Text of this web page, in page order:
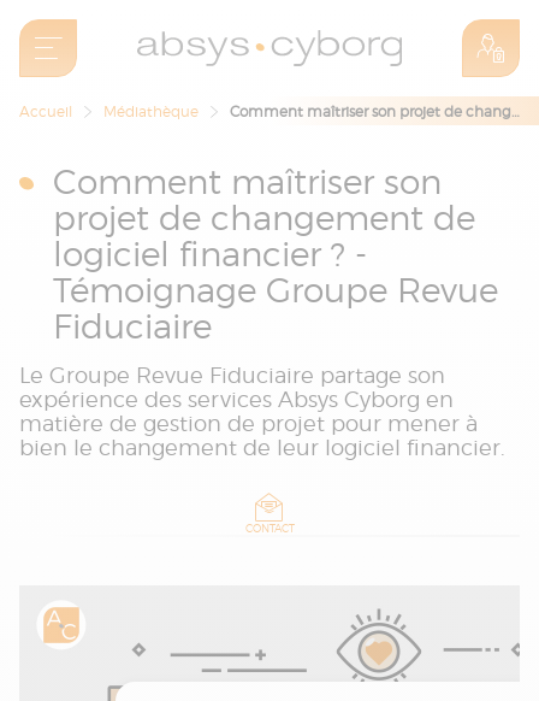
Accueil Médiathèque Comment maîtriser son projet de changement de logiciel financier ? - Témoignage Groupe Revue Fiduciaire
Comment maîtriser son
projet de changement de
logiciel financier ? -
Témoignage Groupe Revue
Fiduciaire
Le Groupe Revue Fiduciaire partage son
expérience des services Absys Cyborg en
matière de gestion de projet pour mener à
bien le changement de leur logiciel financier.
CONTACT